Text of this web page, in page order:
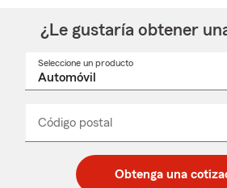
¿Le gustaría obtener
Seleccione un producto
desplegable
Código postal
de
de
_____
Obtenga una